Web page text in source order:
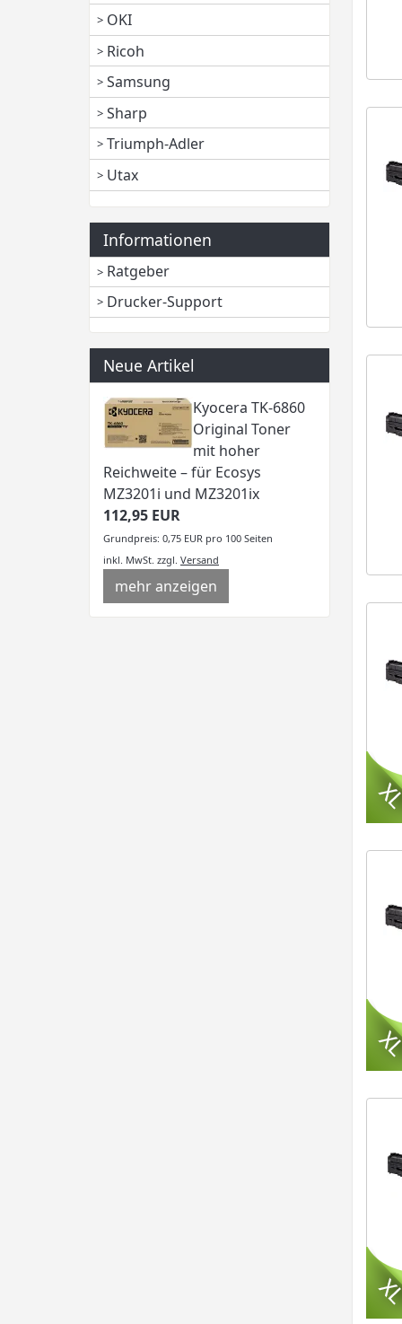
OKI
Ricoh
Samsung
Sharp
Triumph-Adler
Utax
Informationen
Ratgeber
Drucker-Support
Neue Artikel
Kyocera TK-6860
Original Toner
mit hoher
Reichweite – für Ecosys
MZ3201i und MZ3201ix
112,95 EUR
Grundpreis: 0,75 EUR pro 100 Seiten
inkl. MwSt. zzgl. Versand
mehr anzeigen